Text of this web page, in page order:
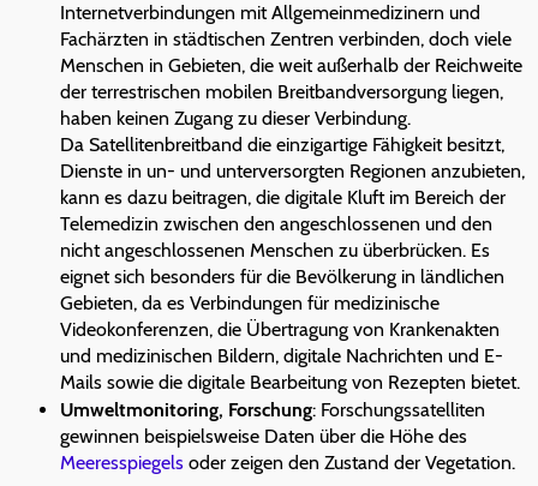
Internetverbindungen mit Allgemeinmedizinern und
Fachärzten in städtischen Zentren verbinden, doch viele
Menschen in Gebieten, die weit außerhalb der Reichweite
der terrestrischen mobilen Breitbandversorgung liegen,
haben keinen Zugang zu dieser Verbindung.
Da Satellitenbreitband die einzigartige Fähigkeit besitzt,
Dienste in un- und unterversorgten Regionen anzubieten,
kann es dazu beitragen, die digitale Kluft im Bereich der
Telemedizin zwischen den angeschlossenen und den
nicht angeschlossenen Menschen zu überbrücken. Es
eignet sich besonders für die Bevölkerung in ländlichen
Gebieten, da es Verbindungen für medizinische
Videokonferenzen, die Übertragung von Krankenakten
und medizinischen Bildern, digitale Nachrichten und E-
Mails sowie die digitale Bearbeitung von Rezepten bietet.
Umweltmonitoring, Forschung: Forschungssatelliten
gewinnen beispielsweise Daten über die Höhe des
Meeresspiegels oder zeigen den Zustand der Vegetation.